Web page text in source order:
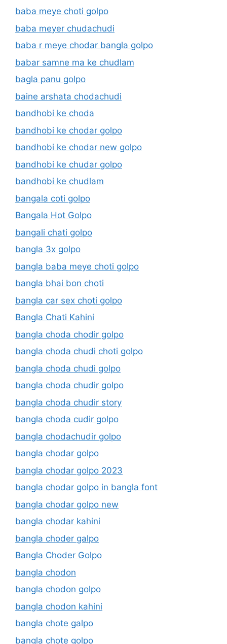
baba meye choti golpo
baba meyer chudachudi
baba r meye chodar bangla golpo
babar samne ma ke chudlam
bagla panu golpo
baine arshata chodachudi
bandhobi ke choda
bandhobi ke chodar golpo
bandhobi ke chodar new golpo
bandhobi ke chudar golpo
bandhobi ke chudlam
bangala coti golpo
Bangala Hot Golpo
bangali chati golpo
bangla 3x golpo
bangla baba meye choti golpo
bangla bhai bon choti
bangla car sex choti golpo
Bangla Chati Kahini
bangla choda chodir golpo
bangla choda chudi choti golpo
bangla choda chudi golpo
bangla choda chudir golpo
bangla choda chudir story
bangla choda cudir golpo
bangla chodachudir golpo
bangla chodar golpo
bangla chodar golpo 2023
bangla chodar golpo in bangla font
bangla chodar golpo new
bangla chodar kahini
bangla choder galpo
Bangla Choder Golpo
bangla chodon
bangla chodon golpo
bangla chodon kahini
bangla chote galpo
bangla chote golpo